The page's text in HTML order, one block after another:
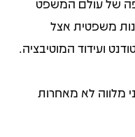
של עולם המשפט
משפטית אצל
ועידוד המוטיבציה.
מלווה לא מאחרות